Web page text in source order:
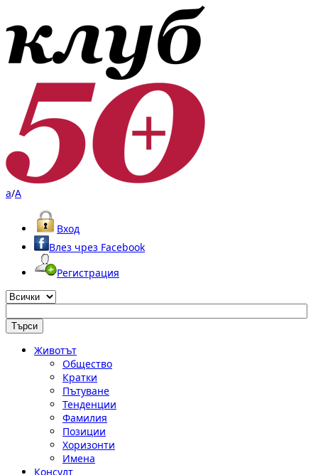
a/A
Вход
Влез чрез Facebook
Регистрация
Животът
Общество
Кратки
Пътуване
Тенденции
Фамилия
Позиции
Хоризонти
Имена
Консулт